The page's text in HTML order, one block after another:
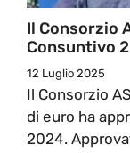
Il Consorzio
Consuntivo
12 Luglio 2025
Il Consorzio
di euro ha
2024.